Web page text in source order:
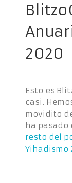
2020
Esto es
casi.
movidito
ha pasado
resto del
Yihadismo